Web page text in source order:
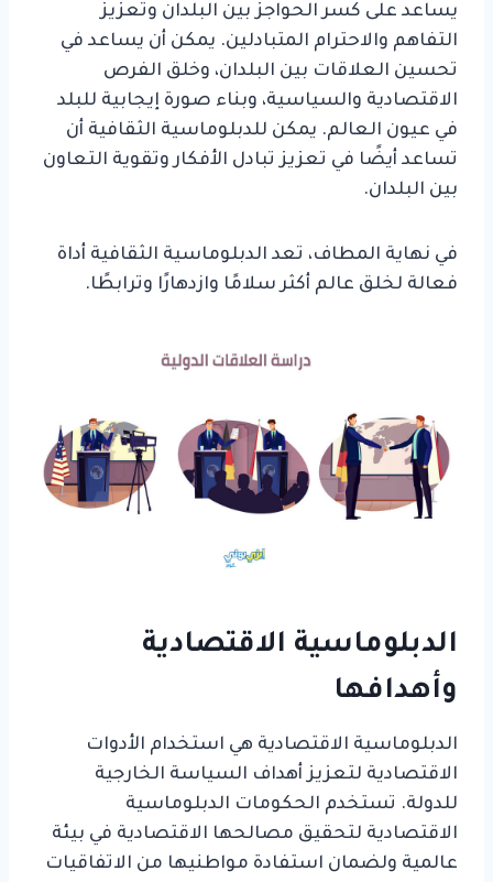
يساعد على كسر الحواجز بين البلدان وتعزيز
التفاهم والاحترام المتبادلين. يمكن أن يساعد في
تحسين العلاقات بين البلدان، وخلق الفرص
الاقتصادية والسياسية، وبناء صورة إيجابية للبلد
في عيون العالم. يمكن للدبلوماسية الثقافية أن
تساعد أيضًا في تعزيز تبادل الأفكار وتقوية التعاون
بين البلدان.
في نهاية المطاف، تعد الدبلوماسية الثقافية أداة
فعالة لخلق عالم أكثر سلامًا وازدهارًا وترابطًا.
الدبلوماسية الاقتصادية
وأهدافها
الدبلوماسية الاقتصادية هي استخدام الأدوات
الاقتصادية لتعزيز أهداف السياسة الخارجية
للدولة. تستخدم الحكومات الدبلوماسية
الاقتصادية لتحقيق مصالحها الاقتصادية في بيئة
عالمية ولضمان استفادة مواطنيها من الاتفاقيات